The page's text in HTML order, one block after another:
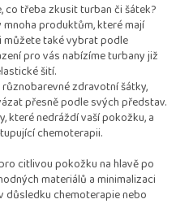
co třeba zkusit turban či šátek?
produktům, které mají
můžete také vybrat podle
pro vás nabízíme turbany již
šití.
zdravotní šátky,
přesně podle svých představ.
které nedráždí vaší pokožku, a
chemoterapii.
citlivou pokožku na hlavě po
materiálů a minimalizaci
důsledku chemoterapie nebo